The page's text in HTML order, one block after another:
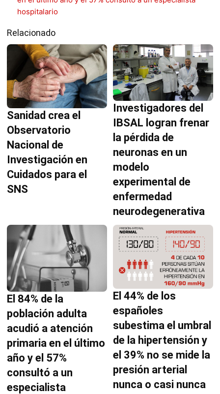
hospitalario
Relacionado
Sanidad crea el
Observatorio
Nacional de
Investigación en
Cuidados para el
SNS
Investigadores del
IBSAL logran frenar
la pérdida de
neuronas en un
modelo
experimental de
enfermedad
neurodegenerativa
El 84% de la
población adulta
acudió a atención
primaria en el último
año y el 57%
consultó a un
especialista
El 44% de los
españoles
subestima el umbral
de la hipertensión y
el 39% no se mide la
presión arterial
nunca o casi nunca